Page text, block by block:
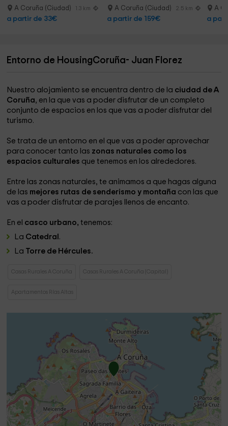
1’30hA Coruña (Ciudad) 1.3 km
a partir de 33€
A Coruña (Ciudad) 2.5 km
a partir de 159€
A
a
Entorno de HousingCoruña- Juan Florez
Nuestro alojamiento se encuentra dentro de la ciudad de A
Coruña, en la que vas a poder disfrutar de un completo
conjunto de espacios en los que vas a poder disfrutar del
turismo.
Se trata de un entorno en el que vas a poder aprovechar
para conocer tanto las zonas naturales como los
espacios culturales que tenemos en los alrededores.
Entre las zonas naturales, te animamos a que hagas alguna
de las mejores rutas de senderismo y montaña con las que
vas a poder disfrutar de parajes llenos de encanto.
En el casco urbano,tenemos:
La Catedral .
La Torre de Hércules.
Casas Rurales A Coruña Casas Rurales A Coruña (Capital)
Apartamentos Rías Altas